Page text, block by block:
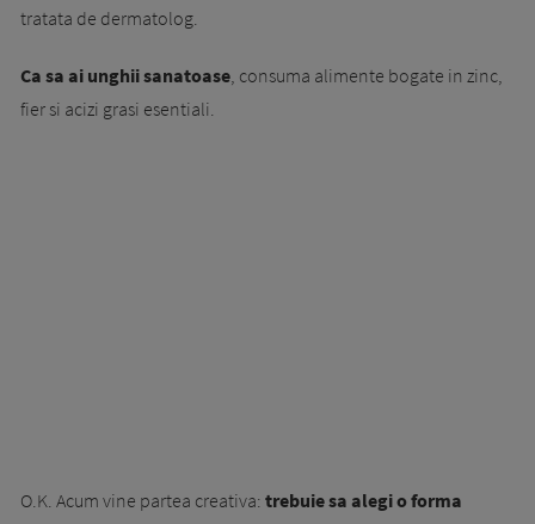
tratata de dermatolog.
Ca sa ai unghii sanatoase, consuma alimente bogate in zinc,
fier si acizi grasi esentiali.
O.K. Acum vine partea creativa: trebuie sa alegi o forma